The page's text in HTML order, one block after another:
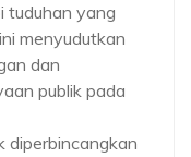
tuduhan yang
menyudutkan
dan
publik pada
diperbincangkan